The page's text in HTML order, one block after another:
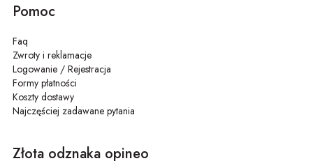
Pomoc
Faq
Zwroty i reklamacje
Logowanie / Rejestracja
Formy płatności
Koszty dostawy
Najczęściej zadawane pytania
Złota odznaka opineo